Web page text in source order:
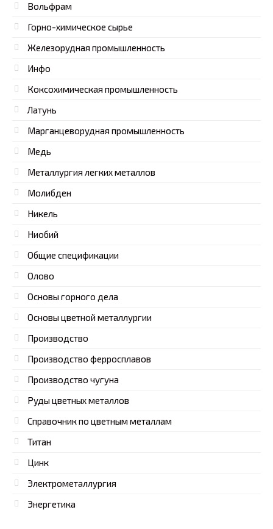
Вольфрам
Горно-химическое сырье
Железорудная промышленность
Инфо
Коксохимическая промышленность
Латунь
Марганцеворудная промышленность
Медь
Металлургия легких металлов
Молибден
Никель
Ниобий
Общие спецификации
Олово
Основы горного дела
Основы цветной металлургии
Производство
Производство ферросплавов
Производство чугуна
Руды цветных металлов
Справочник по цветным металлам
Титан
Цинк
Электрометаллургия
Энергетика